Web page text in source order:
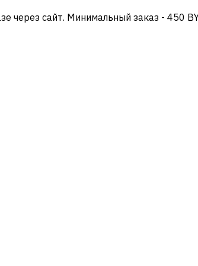
через сайт. Минимальный заказ - 450